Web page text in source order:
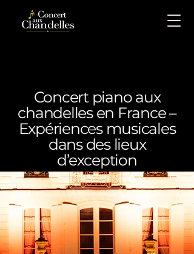
Concert piano aux
chandelles en France –
Expériences musicales
dans des lieux
d’exception